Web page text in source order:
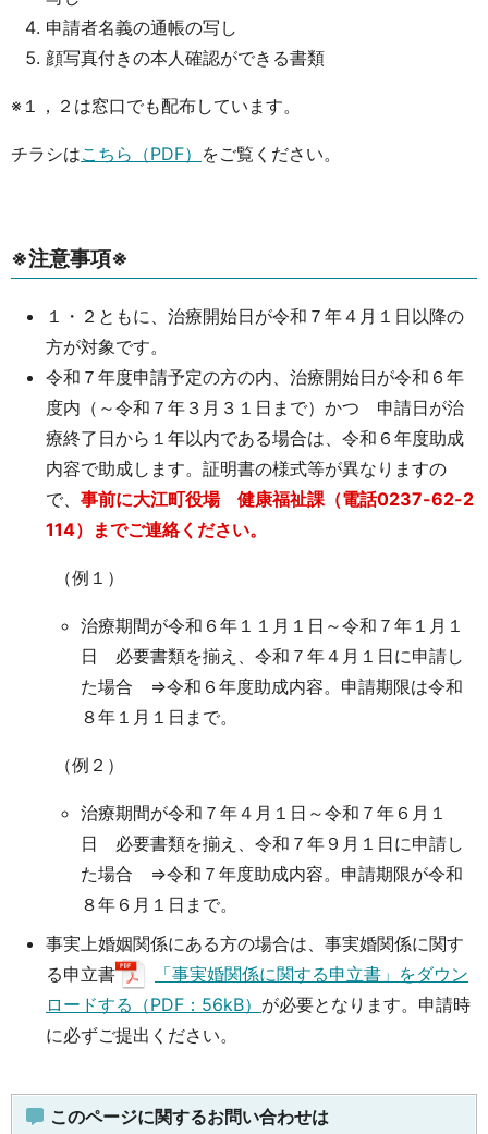
申請者名義の通帳の写し
顔写真付きの本人確認ができる書類
※１，２は窓口でも配布しています。
チラシはこちら（PDF） をご覧ください。
※注意事項※
１・２ともに、治療開始日が令和７年４月１日以降の
方が対象です。
令和７年度申請予定の方の内、治療開始日が令和６年
度内（～令和７年３月３１日まで）かつ 申請日が治
療終了日から１年以内である場合は、令和６年度助成
内容で助成します。証明書の様式等が異なりますの
で、 事前に大江町役場 健康福祉課（電話0237-62-2
114）までご連絡ください。
（例１）
治療期間が令和６年１１月１日～令和７年１月１
日 必要書類を揃え、令和７年４月１日に申請し
た場合 ⇒令和６年度助成内容。申請期限は令和
８年１月１日まで。
（例２）
治療期間が令和７年４月１日～令和７年６月１
日 必要書類を揃え、令和７年９月１日に申請し
た場合 ⇒令和７年度助成内容。申請期限が令和
８年６月１日まで。
事実上婚姻関係にある方の場合は、事実婚関係に関す
る申立書
「事実婚関係に関する申立書」をダウン
ロードする（PDF：56kB） が必要となります。申請時
に必ずご提出ください。
このページに関するお問い合わせは